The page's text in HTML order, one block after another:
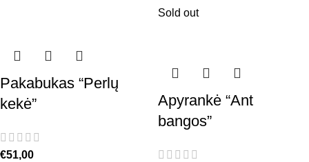
Pakabukas “Perlų
kekė”
€51,00
Sold out
Apyrankė “Ant
bangos”